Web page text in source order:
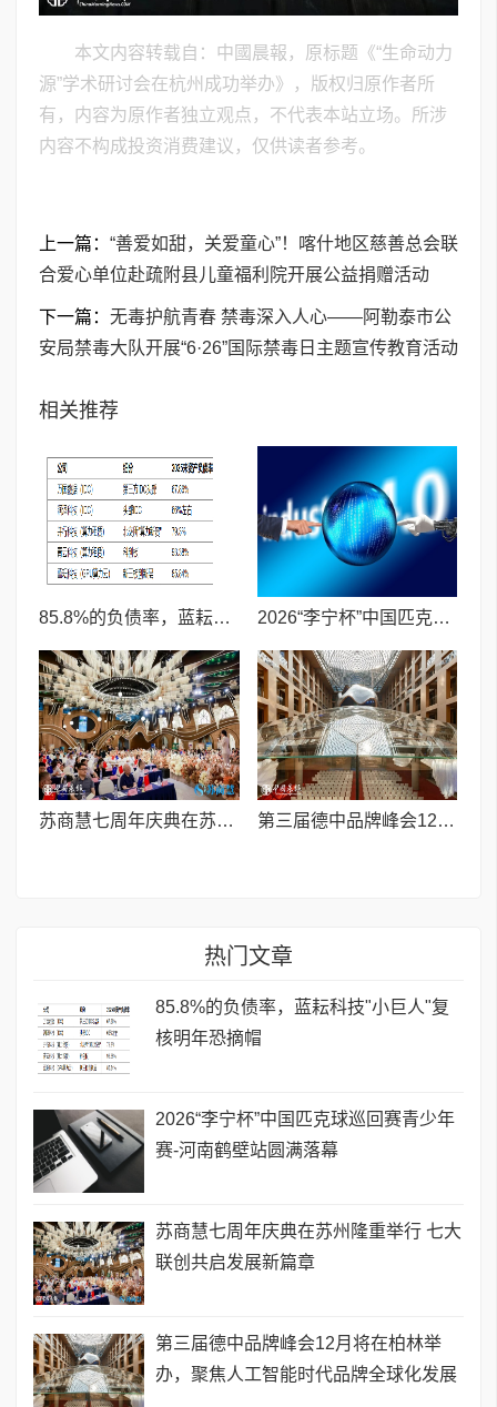
本文内容转载自：中國晨報，原标题《“生命动力
源”学术研讨会在杭州成功举办》，版权归原作者所
有，内容为原作者独立观点，不代表本站立场。所涉
内容不构成投资消费建议，仅供读者参考。
上一篇： “善爱如甜，关爱童心”！喀什地区慈善总会联
合爱心单位赴疏附县儿童福利院开展公益捐赠活动
下一篇： 无毒护航青春 禁毒深入人心——阿勒泰市公
安局禁毒大队开展“6·26”国际禁毒日主题宣传教育活动
相关推荐
85.8%的负债率，蓝耘科技"小巨人"复核明年恐摘帽 2026“李宁杯”中国匹克球巡回赛青少年赛-河南鹤壁站圆满落幕
苏商慧七周年庆典在苏州隆重举行 七大联创共启发展新篇章 第三届德中品牌峰会12月将在柏林举办，聚焦人工智能时代品牌全球化发展
热门文章
85.8%的负债率，蓝耘科技"小巨人"复
核明年恐摘帽
2026“李宁杯”中国匹克球巡回赛青少年
赛-河南鹤壁站圆满落幕
苏商慧七周年庆典在苏州隆重举行 七大
联创共启发展新篇章
第三届德中品牌峰会12月将在柏林举
办，聚焦人工智能时代品牌全球化发展